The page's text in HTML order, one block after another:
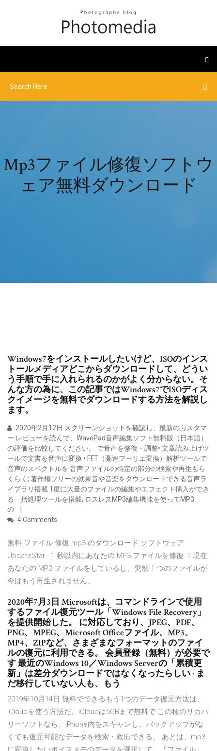
Mp3ファイル修復ソフトウ
ェア無料ダウンロード
Windows7をインストールしたいけど、ISOのインス
トールメディアどこからダウンロードして、どうい
う手順で手に入れられるのかがよく分からない。そ
んな方の為に、この記事ではWindows7でISOディス
クイメージを無料でダウンロードする方法を解説し
ます。
2020年2月12日 スクリーンショットを確認し、最新のカスタマ
ー レビューを読んで、WavePad音声編集ソフト無料版（日本語）
の評価を比較してください。 で音声を修復・調整• 文章読み上げツ
ールで文書を音声に変換 • FFT（高速フーリエ変換）解析ツールで
音声のスペクトルを 音声ファイルの特定の部分の検索や再生もら
くらく; 著作権フリーの効果音や音楽をダウンロードできる音声ラ
イブラリ搭載 1度に大量のファイルの編集やエフェクト挿入ができ
る一括処理ツールを搭載; ロスレスMP3編集機能を使ってMP3
の
4 Comments
無料 ファイル 修復 mp3 のダウンロード ソフトウェア
UpdateStar - 1 秒以内にあなたの MP3 ファイルを修復 ！現在
あなたの MP3 ファイルをしているし、突然 1 つのファイルが
今はもう再生されません。
2020年7月3日 Microsoftは、コマンドラインで使用
するファイル復元ツール「Windows File Recovery」
を提供開始した。 に対応しており、JPEG、PDF、
PNG、MPEG、Microsoft Officeファイル、MP3、
MP4、ZIPなど、さまざまなフォーマットのファイ
ルの復元に利用できる。 会員登録（無料）が必要で
す 最近のWindows 10／Windows Serverの「累積更
新」は差分ダウンロードではなくなったらしい · ま
だ移行していない人も、もう
2019年10月14日 無料でできるもう1つのデータ復元方法は、
iCloudを使う方法だ。iCloudは5GBまで無料で この種のリカバ
リーソフトなら、iPhone内をスキャンし、バックアップがな
くても復元可能なデータを検索・救出できる。 あとは、mp3